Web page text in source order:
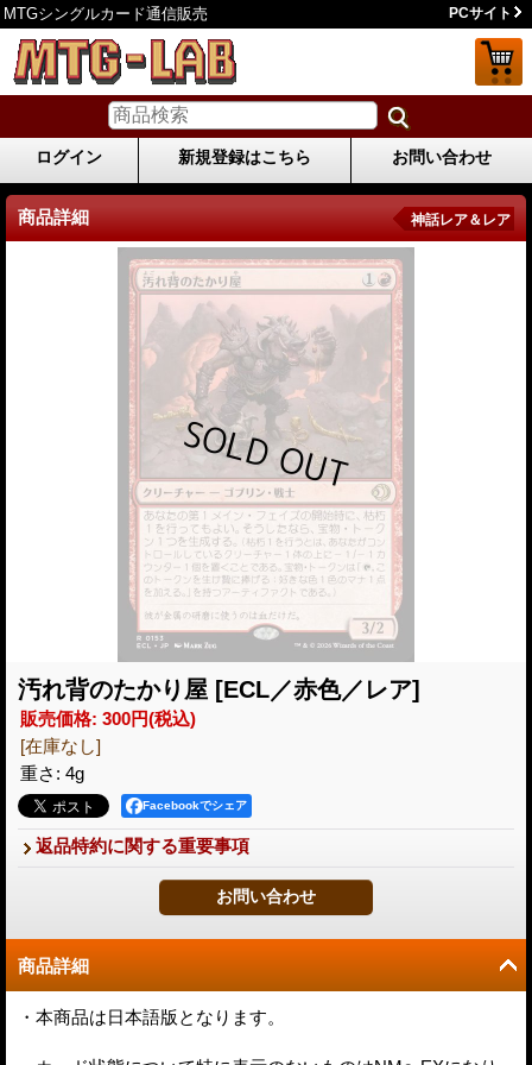
MTGシングルカード通信販売 PCサイト
ログイン 新規登録はこちら お問い合わせ
商品詳細 神話レア＆レア
汚れ背のたかり屋 [ECL／赤色／レア]
販売価格: 300円(税込)
[在庫なし]
重さ : 4g
Facebookでシェア
返品特約に関する重要事項
商品詳細
・本商品は日本語版となります。